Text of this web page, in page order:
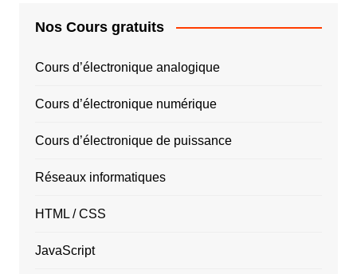
Nos Cours gratuits
Cours d’électronique analogique
Cours d’électronique numérique
Cours d’électronique de puissance
Réseaux informatiques
HTML / CSS
JavaScript